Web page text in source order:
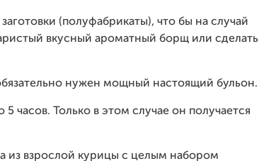
(полуфабрикаты), что бы на случай
вкусный ароматный борщ или сделать
нужен мощный настоящий бульон.
часов. Только в этом случае он получается
из взрослой курицы с целым набором